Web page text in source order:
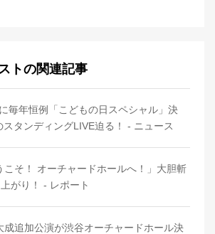
トの関連記事
毎年恒例「こどもの日スペシャル」決
タンディングLIVE迫る！ - ニュース
こそ！ オーチャードホールへ！」大胆斬
がり！ - レポート
成追加公演が渋谷オーチャードホール決